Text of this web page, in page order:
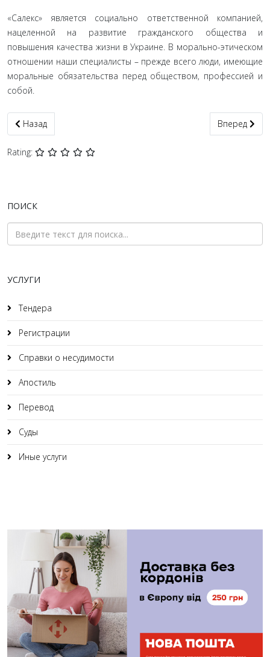
«Салекс» является социально ответственной компанией,
нацеленной на развитие гражданского общества и
повышения качества жизни в Украине. В морально-этическом
отношении наши специалисты – прежде всего люди, имеющие
моральные обязательства перед обществом, профессией и
собой.
Предыдущий: Карьера у нас
Назад Следующий:
Вперед
Rating:
ПОИСК
УСЛУГИ
Тендера
Регистрации
Справки о несудимости
Апостиль
Перевод
Суды
Иные услуги